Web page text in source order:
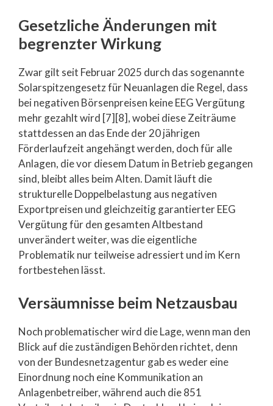
Gesetzliche Änderungen mit
begrenzter Wirkung
Zwar gilt seit Februar 2025 durch das sogenannte
Solarspitzengesetz für Neuanlagen die Regel, dass
bei negativen Börsenpreisen keine EEG Vergütung
mehr gezahlt wird [7][8], wobei diese Zeiträume
stattdessen an das Ende der 20 jährigen
Förderlaufzeit angehängt werden, doch für alle
Anlagen, die vor diesem Datum in Betrieb gegangen
sind, bleibt alles beim Alten. Damit läuft die
strukturelle Doppelbelastung aus negativen
Exportpreisen und gleichzeitig garantierter EEG
Vergütung für den gesamten Altbestand
unverändert weiter, was die eigentliche
Problematik nur teilweise adressiert und im Kern
fortbestehen lässt.
Versäumnisse beim Netzausbau
Noch problematischer wird die Lage, wenn man den
Blick auf die zuständigen Behörden richtet, denn
von der Bundesnetzagentur gab es weder eine
Einordnung noch eine Kommunikation an
Anlagenbetreiber, während auch die 851